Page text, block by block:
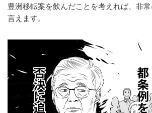
豊洲移転案を飲んだことを考えれば、非
言えます。